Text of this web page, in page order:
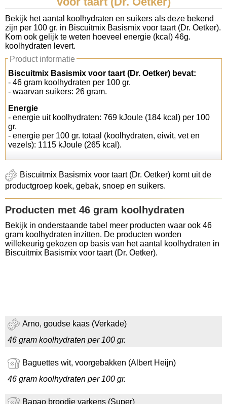
Koolhydraten tellen
Links
Bekijk het aantal koolhydraten en suikers als deze bekend
zijn per 100 gr. in Biscuitmix Basismix voor taart (Dr. Oetker).
Kom ook gelijk te weten hoeveel energie (kcal) 46g.
koolhydraten levert.
Product informatie
Biscuitmix Basismix voor taart (Dr. Oetker) bevat:
- 46 gram koolhydraten per 100 gr.
- waarvan suikers: 26 gram.
Energie
- energie uit koolhydraten: 769 kJoule (184 kcal) per 100
gr.
- energie per 100 gr. totaal (koolhydraten, eiwit, vet en
vezels): 1115 kJoule (265 kcal).
Biscuitmix Basismix voor taart (Dr. Oetker) komt uit de
productgroep koek, gebak, snoep en suikers.
Producten met 46 gram koolhydraten
Bekijk in onderstaande tabel meer producten waar ook 46
gram koolhydraten inzitten. De producten worden
willekeurig gekozen op basis van het aantal koolhydraten in
Biscuitmix Basismix voor taart (Dr. Oetker).
Arno, goudse kaas (Verkade)
46 gram koolhydraten per 100 gr.
Baguettes wit, voorgebakken (Albert Heijn)
46 gram koolhydraten per 100 gr.
Bapao broodje varkens (Super)